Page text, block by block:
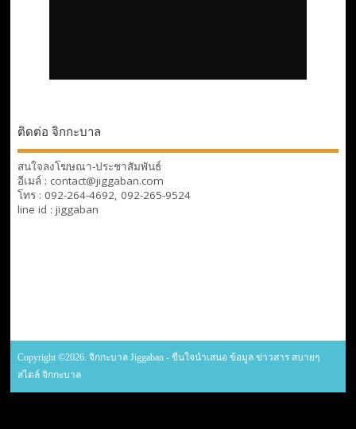
ติดต่อ จิกกะบาล
สนใจลงโฆษณา-ประชาสัมพันธ์
อีเมล์ : contact@jiggaban.com
โทร : 092-264-4692, 092-265-9524
line id : jiggaban
Copyright ©2026. จิกกะบาล Jiggaban - ขืนใจนำเสนอ ข้อมูล ข่าวสาร สบายๆ
สไตล์ จิกกะบาล